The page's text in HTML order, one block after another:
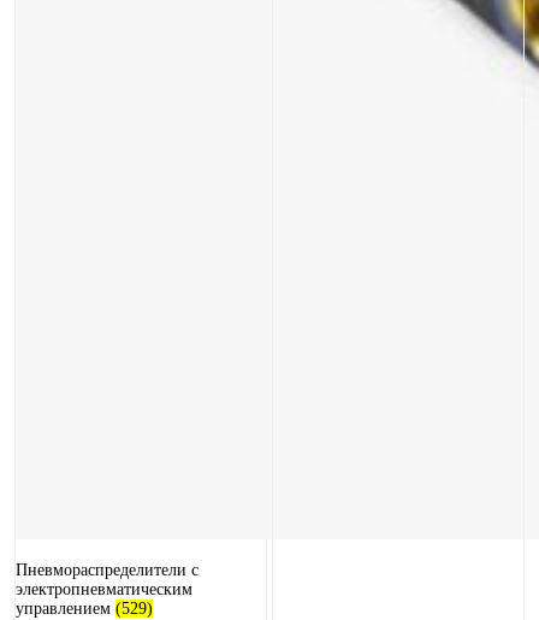
Пневмораспределители с
электропневматическим
управлением(529)